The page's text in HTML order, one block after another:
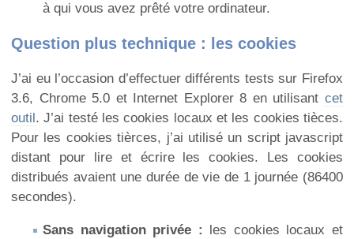
à qui vous avez prêté votre ordinateur.
Question plus technique : les cookies
J’ai eu l’occasion d’effectuer différents tests sur Firefox
3.6, Chrome 5.0 et Internet Explorer 8 en utilisant cet
outil . J’ai testé les cookies locaux et les cookies tièces.
Pour les cookies tièrces, j’ai utilisé un script javascript
distant pour lire et écrire les cookies. Les cookies
distribués avaient une durée de vie de 1 journée (86400
secondes).
Sans navigation privée : les cookies locaux et